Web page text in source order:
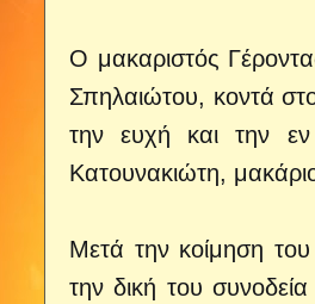
Ο μακαριστός
Σπηλαιώτου, κοντά
την ευχή και την
Κατουνακιώτη,
Μετά την κοίμηση
την δική του